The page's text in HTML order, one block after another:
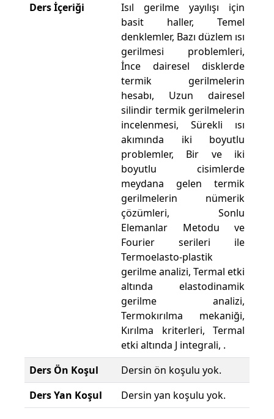
Ders İçeriği
Isıl gerilme yayılışı için
basit haller, Temel
denklemler, Bazı düzlem ısı
gerilmesi problemleri,
İnce dairesel disklerde
termik gerilmelerin
hesabı, Uzun dairesel
silindir termik gerilmelerin
incelenmesi, Sürekli ısı
akımında iki boyutlu
problemler, Bir ve iki
boyutlu cisimlerde
meydana gelen termik
gerilmelerin nümerik
çözümleri, Sonlu
Elemanlar Metodu ve
Fourier serileri ile
Termoelasto-plastik
gerilme analizi, Termal etki
altında elastodinamik
gerilme analizi,
Termokırılma mekaniği,
Kırılma kriterleri, Termal
etki altında J integrali, .
Ders Ön Koşul
Dersin ön koşulu yok.
Ders Yan Koşul
Dersin yan koşulu yok.